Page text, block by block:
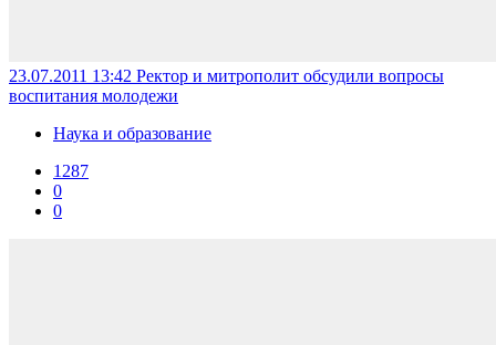
23.07.2011 13:42 Ректор и митрополит обсудили вопросы
воспитания молодежи
Наука и образование
1287
0
0